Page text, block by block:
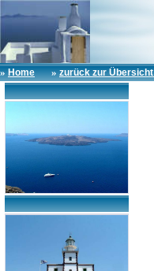
» Home »zurück zur Übersicht